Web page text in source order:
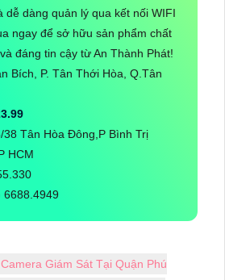
dễ dàng quản lý qua kết nối WIFI
ngay để sở hữu sản phẩm chất
đáng tin cậy từ An Thành Phát!
Bích, P. Tân Thới Hòa, Q.Tân
38 Tân Hòa Đông,P Bình Trị
HCM
6688.4949
Giám Sát Tại Quận Phú